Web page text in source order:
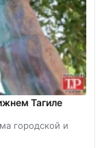
Тагиле
городской и